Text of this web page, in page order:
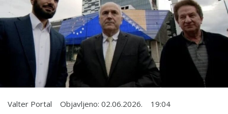
Valter Portal Objavljeno: 02.06.2026. 19:04